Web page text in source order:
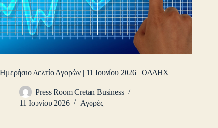
Ημερήσιο Δελτίο Αγορών | 11 Ιουνίου 2026 | ΟΔΔΗΧ
Press Room Cretan Business
11 Ιουνίου 2026
Αγορές